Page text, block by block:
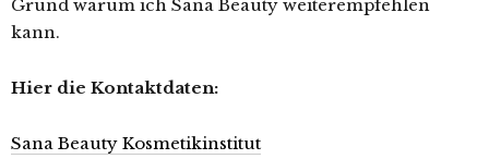
Grund warum ich Sana Beauty weiterempfehlen
kann.
Hier die Kontaktdaten:
Sana Beauty Kosmetikinstitut